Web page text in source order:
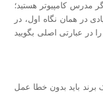
مدرس کامپیوتر هستید؛
در همان نگاه اول، در
در عبارتی اصلی بگویید
باید بدون خطا عمل